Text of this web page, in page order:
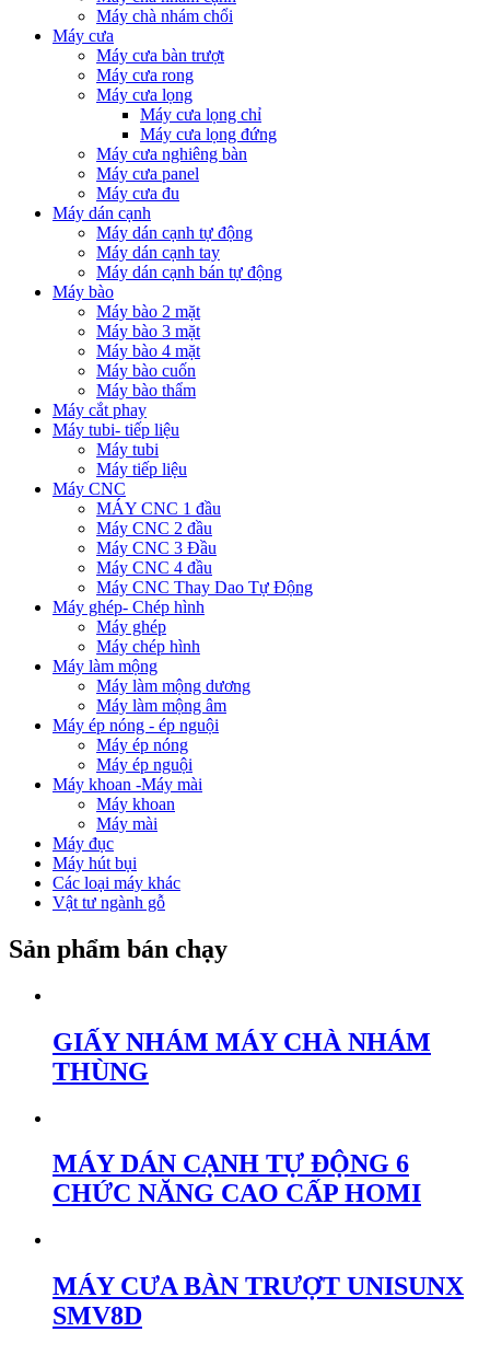
Máy chà nhám chổi
Máy cưa
Máy cưa bàn trượt
Máy cưa rong
Máy cưa lọng
Máy cưa lọng chỉ
Máy cưa lọng đứng
Máy cưa nghiêng bàn
Máy cưa panel
Máy cưa đu
Máy dán cạnh
Máy dán cạnh tự động
Máy dán cạnh tay
Máy dán cạnh bán tự động
Máy bào
Máy bào 2 mặt
Máy bào 3 mặt
Máy bào 4 mặt
Máy bào cuốn
Máy bào thẩm
Máy cắt phay
Máy tubi- tiếp liệu
Máy tubi
Máy tiếp liệu
Máy CNC
MÁY CNC 1 đầu
Máy CNC 2 đầu
Máy CNC 3 Đầu
Máy CNC 4 đầu
Máy CNC Thay Dao Tự Động
Máy ghép- Chép hình
Máy ghép
Máy chép hình
Máy làm mộng
Máy làm mộng dương
Máy làm mộng âm
Máy ép nóng - ép nguội
Máy ép nóng
Máy ép nguội
Máy khoan -Máy mài
Máy khoan
Máy mài
Máy đục
Máy hút bụi
Các loại máy khác
Vật tư ngành gỗ
Sản phẩm bán chạy
GIẤY NHÁM MÁY CHÀ NHÁM
THÙNG
MÁY DÁN CẠNH TỰ ĐỘNG 6
CHỨC NĂNG CAO CẤP HOMI
MÁY CƯA BÀN TRƯỢT UNISUNX
SMV8D